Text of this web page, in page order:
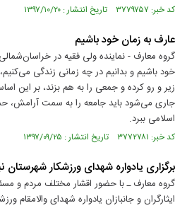
کد خبر: ۳۷۷۹۷۵۷ تاریخ انتشار : ۱۳۹۷/۱۰/۲۰
عارف به زمان خود باشیم
گروه معارف - نماینده ولی فقیه در خراسان‌شمالی
خود باشیم و بدانیم در چه زمانی زندگی
زیر و رو کرده و جمعی را به هم بزند، بر این
جاری می‌شود باید جامعه را به سمت آرامش،
اسلامی ببرد.
کد خبر: ۳۷۷۲۷۸۱ تاریخ انتشار : ۱۳۹۷/۰۹/۲۵
برگزاری یادواره شهدای ورزشکار شهرستان
گروه معارف ـ با حضور اقشار مختلف مردم و
ایثارگران و جانبازان یادواره شهدای والامقام